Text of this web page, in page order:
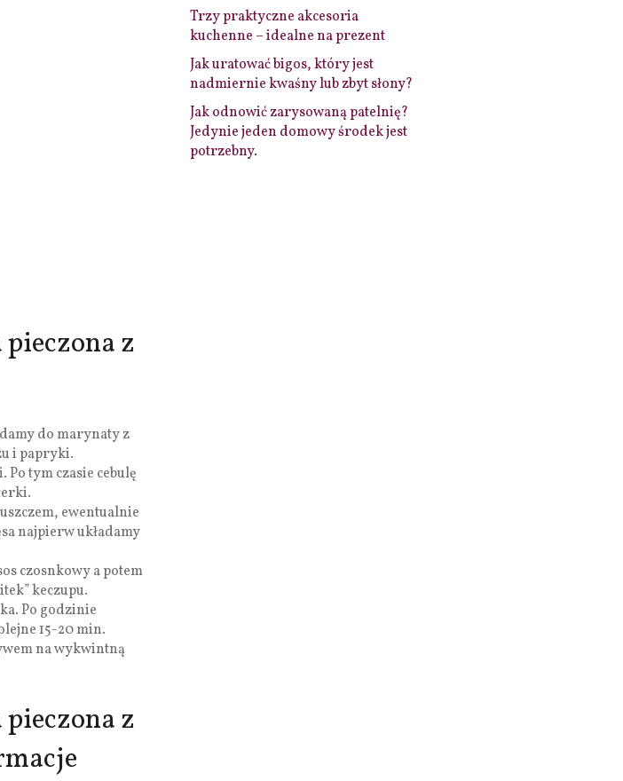
z
do marynaty z
i papryki.
tym czasie cebulę
ewentualnie
najpierw układamy
czosnkowy a potem
keczupu.
Po godzinie
15-20 min.
na wykwintną
z
Trzy praktyczne akcesoria
kuchenne – idealne na prezent
Jak uratować bigos, który jest
nadmiernie kwaśny lub zbyt słony?
Jak odnowić zarysowaną patelnię?
Jedynie jeden domowy środek jest
potrzebny.